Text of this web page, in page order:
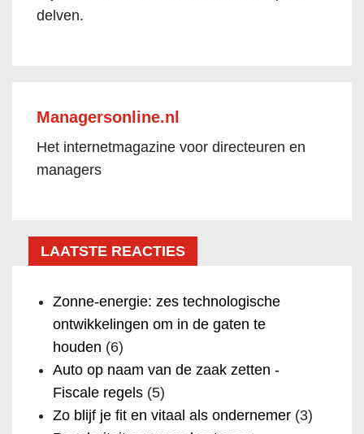
delven.
Managersonline.nl
Het internetmagazine voor directeuren en
managers
LAATSTE REACTIES
Zonne-energie: zes technologische
ontwikkelingen om in de gaten te
houden (6)
Auto op naam van de zaak zetten -
Fiscale regels (5)
Zo blijf je fit en vitaal als ondernemer (3)